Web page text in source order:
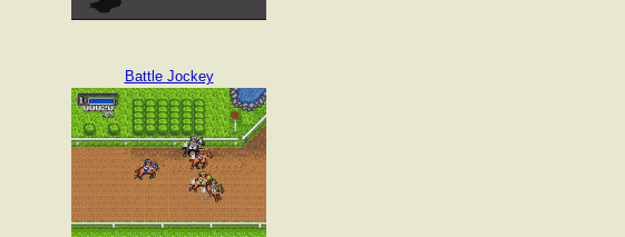
Battle Jockey